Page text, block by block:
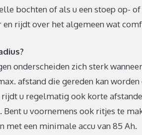
bochten of als u een stoep op-
rijdt over het algemeen wat
onderscheiden zich sterk
afstand die gereden kan worden
u regelmatig ook korte
Bent u voornemens ook ritjes te
met een minimale accu van 85 Ah.